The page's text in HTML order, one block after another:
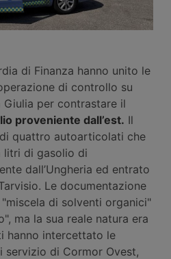
di Finanza hanno unito le
di controllo su
Giulia per contrastare il
proveniente dall’est. Il
quattro autoarticolati che
litri di gasolio di
dall’Ungheria ed entrato
Le documentazione
di solventi organici"
ma la sua reale natura era
hanno intercettato le
servizio di Cormor Ovest,